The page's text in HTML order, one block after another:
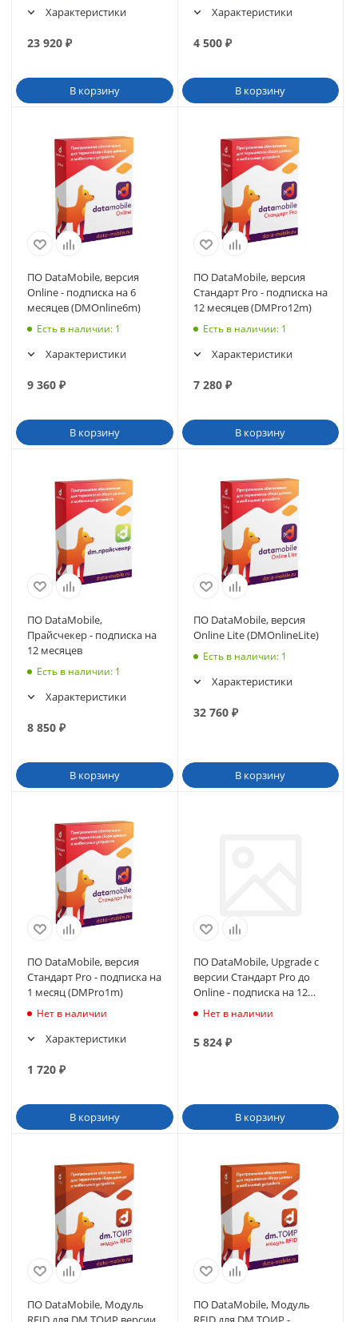
Характеристики
23 920 ₽
В корзину
Характеристики
4 500₽
В корзину
ПО DataMobile, версия
Online - подписка на 6
месяцев (DMOnline6m)
Есть в наличии: 1
Характеристики
9 360 ₽
В корзину
ПО DataMobile, версия
Стандарт Pro - подписка на
12 месяцев (DMPro12m)
Есть в наличии: 1
Характеристики
7 280₽
В корзину
ПО DataMobile,
Прайсчекер - подписка на
12 месяцев
Есть в наличии: 1
Характеристики
8 850 ₽
В корзину
ПО DataMobile, версия
Online Lite (DMOnlineLite)
Есть в наличии: 1
Характеристики
32 760₽
В корзину
ПО DataMobile, версия
Стандарт Pro - подписка на
1 месяц (DMPro1m)
Нет в наличии
Характеристики
1 720 ₽
В корзину
ПО DataMobile, Upgrade с
версии Стандарт Pro до
Online - подписка на 12
месяцев (DMPro-
Нет в наличии
5 824₽
В корзину
ПО DataMobile, Модуль
ПО DataMobile, Модуль